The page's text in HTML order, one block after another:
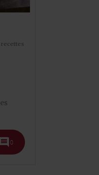
recettes
0